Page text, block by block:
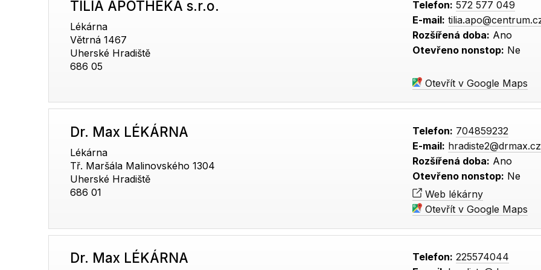
TILIA APOTHEKA s.r.o.
Lékárna
Větrná 1467
Uherské Hradiště
686 05
Telefon: 572 577 049
E-mail:
Rozšířená doba: Ano
Otevřeno nonstop: Ne
Otevřít v Google Maps
Dr. Max LÉKÁRNA
Lékárna
Tř. Maršála Malinovského 1304
Uherské Hradiště
686 01
Telefon: 704859232
E-mail: hradiste2@drmax.cz
Rozšířená doba: Ano
Otevřeno nonstop: Ne
Web lékárny
Otevřít v Google Maps
Dr. Max LÉKÁRNA Telefon: 225574044